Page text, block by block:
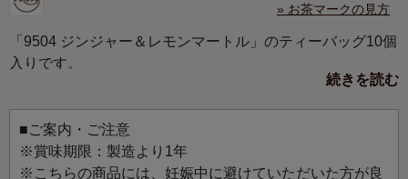
» お茶マークの見方
「9504 ジンジャー＆レモンマートル」のティーバッグ10個
入りです。
ボタニカルなデザインが爽やかなパッケージは、贈りもの
にもぴったり。
毎日を忙しく過ごす方への、やすらぎの贈りものに。大切
な方への心を込めたギフトや、センスのある手土産をお探
しの方にもおすすめです。
続きを読む
■ご案内・ご注意
※賞味期限：製造より1年
※こちらの商品には、妊娠中に避けていただいた方が良